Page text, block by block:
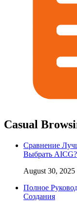
Casual
Сравнение
Выбрать AICG?
August 30, 2025
Полное
Создания